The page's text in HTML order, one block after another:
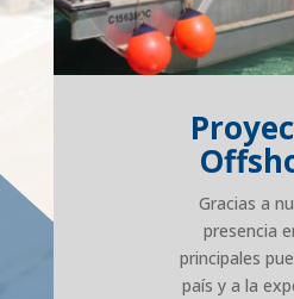
Gracias a
presencia
principales
país y a la